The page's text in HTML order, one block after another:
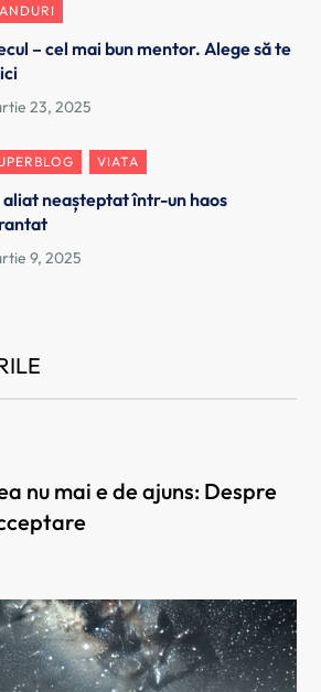
– cel mai bun mentor. Alege să te
VIATA
aliat neașteptat într-un haos
nu mai e de ajuns: Despre